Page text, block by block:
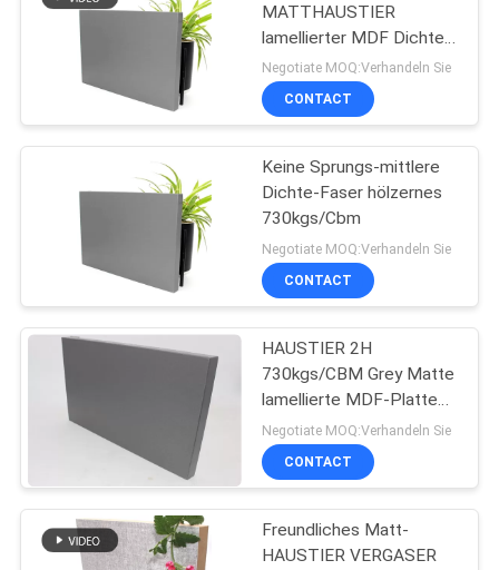
FÄLLE
FORDERN
SIE
ZITAT
SITEMAP
PRIVACY
POLICY
MATTHAUSTIER
lamellierter MDF Dichte
730kgs/Cbm
Negotiate MOQ:Verhandeln Sie
CONTACT
Keine Sprungs-mittlere
Dichte-Faser hölzernes
730kgs/Cbm
Negotiate MOQ:Verhandeln Sie
CONTACT
HAUSTIER 2H
730kgs/CBM Grey Matte
lamellierte MDF-Platten
4x8Ft
Negotiate MOQ:Verhandeln Sie
CONTACT
Freundliches Matt-
HAUSTIER VERGASER